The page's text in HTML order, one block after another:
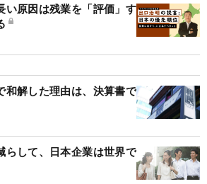
い原因は残業を「評価」す
和解した理由は、決算書で
らして、日本企業は世界で